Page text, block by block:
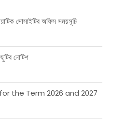
সোসাইটির অফিস সময়সূচি
নোটিশ
the Term 2026 and 2027